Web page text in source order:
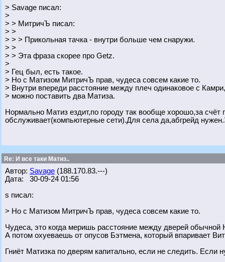
> Savage писал:
>
> > МитричЪ писал:
> >
> > > Прикольная тачка - внутри больше чем снаружи.
> >
> > Эта фраза скорее про Getz.
>
> Гец был, есть такое.
> Но с Матизом МитричЪ прав, чудеса совсем какие то.
> Внутри впереди расстояние между плеч одинаковое с
> можно поставить два Матиза.
Нормально Матиз ездит,по городу так вообще хорошо,за
обслуживает(компьютерные сети).Для села да,абгрейд
Re: И все таки Матиз..
Автор: Savage (188.170.83.---)
Дата: 30-09-24 01:56
s писал:
> Но с Матизом МитричЪ прав, чудеса совсем какие то.
Чудеса, это когда меришь расстояние между дверей
А потом охуеваешь от опусов Бэтмена, который впаривает
Гниёт Матизка по дверям капитально, если не следить. Если